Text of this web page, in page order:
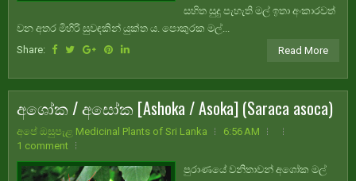
සහිත සුදු පැහැති මල් ඉතා අංකාරවත්
වන අතර මිහිරි සුවඳකින් යුක්ත ය. පොකුරක මල්...
Share:
Read More
අශෝක / අසෝක [Ashoka / Asoka] (Saraca asoca)
අපේ ඔසුපැළ Medicinal Plants of Sri Lanka
6:56 AM
1 comment
පුරාණයේ වනිතාවන් අශෝක මල්